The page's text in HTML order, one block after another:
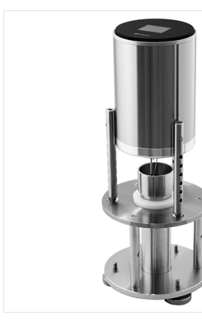
Bellingham+Stanley
DRAGER (드레가)
e-Plus Innovation